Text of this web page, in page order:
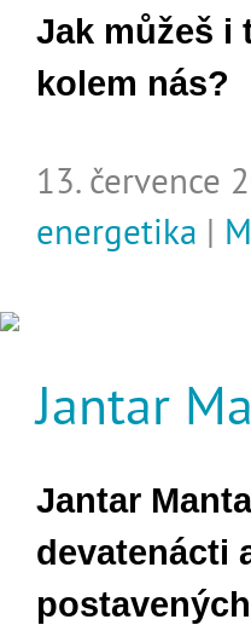
Jak můžeš i
kolem nás?
13. července
energetika |
Jantar
Jantar
devatenácti